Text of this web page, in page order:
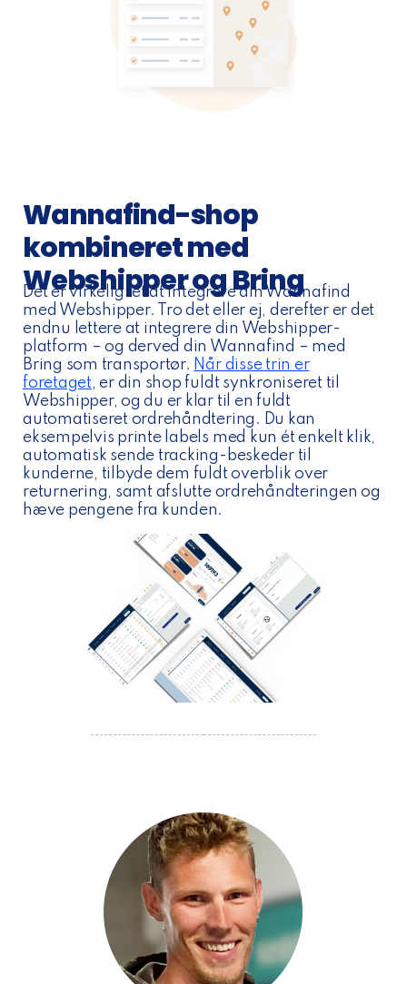
Wannafind-shop
kombineret med
Webshipper og Bring
Det er virkelig let at integrere din Wannafind
med Webshipper. Tro det eller ej, derefter er det
endnu lettere at integrere din Webshipper-
platform – og derved din Wannafind – med
Bring som transportør. Når disse trin er
foretaget, er din shop fuldt synkroniseret til
Webshipper, og du er klar til en fuldt
automatiseret ordrehåndtering. Du kan
eksempelvis printe labels med kun ét enkelt klik,
automatisk sende tracking-beskeder til
kunderne, tilbyde dem fuldt overblik over
returnering, samt afslutte ordrehåndteringen og
hæve pengene fra kunden.